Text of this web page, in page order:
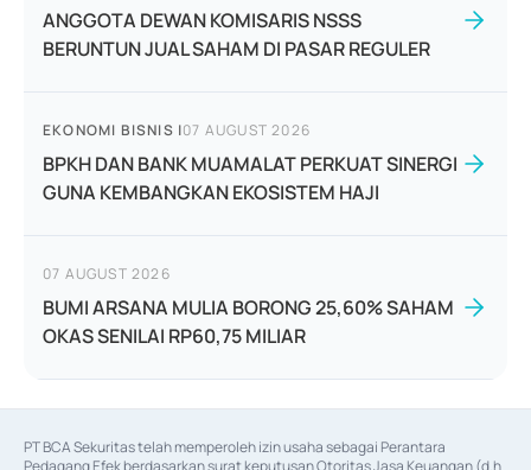
ANGGOTA DEWAN KOMISARIS NSSS
BERUNTUN JUAL SAHAM DI PASAR REGULER
EKONOMI BISNIS |07 AUGUST 2026
BPKH DAN BANK MUAMALAT PERKUAT SINERGI
GUNA KEMBANGKAN EKOSISTEM HAJI
07 AUGUST 2026
BUMI ARSANA MULIA BORONG 25,60% SAHAM
OKAS SENILAI RP60,75 MILIAR
PT BCA Sekuritas telah memperoleh izin usaha sebagai Perantara
Pedagang Efek berdasarkan surat keputusan Otoritas Jasa Keuangan (d.h